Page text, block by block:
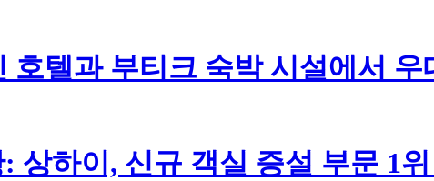
호텔과 부티크 숙박 시설에서
상하이, 신규 객실 증설 부문 1